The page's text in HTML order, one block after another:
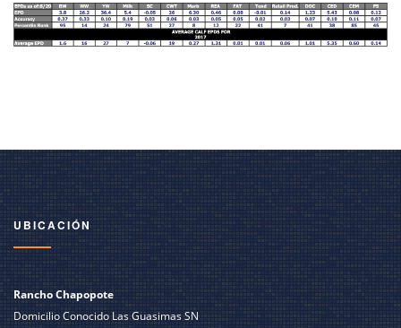
UBICACIÓN
Rancho Chapopote
Domicilio Conocido Las Guasimas SN